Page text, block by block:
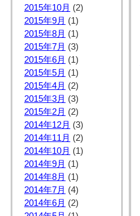
2015年10月 (2)
2015年9月 (1)
2015年8月 (1)
2015年7月 (3)
2015年6月 (1)
2015年5月 (1)
2015年4月 (2)
2015年3月 (3)
2015年2月 (2)
2014年12月 (3)
2014年11月 (2)
2014年10月 (1)
2014年9月 (1)
2014年8月 (1)
2014年7月 (4)
2014年6月 (2)